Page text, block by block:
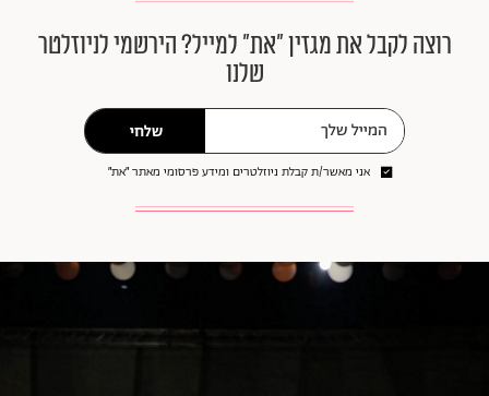
רוצה לקבל את מגזין ״את״ למייל? הירשמי לניוזלטר
שלנו
שלחי
אני מאשר/ת קבלת ניוזלטרים ומידע פרסומי מאתר ״את״